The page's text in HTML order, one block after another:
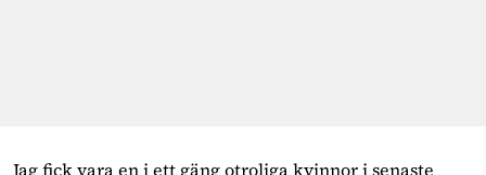
Jag fick vara en i ett gäng otroliga kvinnor i senaste